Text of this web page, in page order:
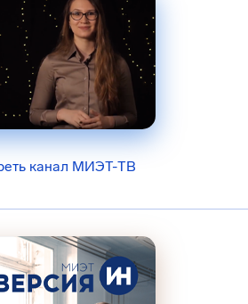
канал МИЭТ-ТВ